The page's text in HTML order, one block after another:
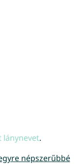
lánynevet.
népszerűbbé